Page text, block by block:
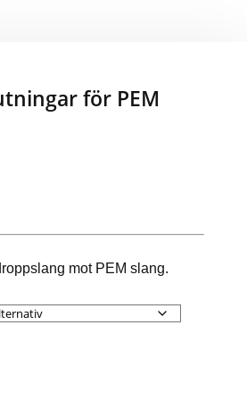
för PEM
mot PEM slang.